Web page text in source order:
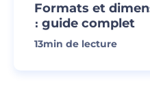
Formats et
։ guide complet
13min de lecture